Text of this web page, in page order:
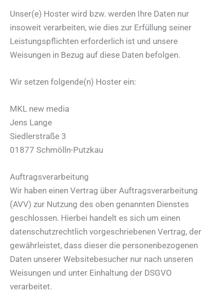
Unser(e) Hoster wird bzw. werden Ihre Daten nur
insoweit verarbeiten, wie dies zur Erfüllung seiner
Leistungspflichten erforderlich ist und unsere
Weisungen in Bezug auf diese Daten befolgen.
Wir setzen folgende(n) Hoster ein:
MKL new media
Jens Lange
Siedlerstraße 3
01877 Schmölln-Putzkau
Auftragsverarbeitung
Wir haben einen Vertrag über Auftragsverarbeitung
(AVV) zur Nutzung des oben genannten Dienstes
geschlossen. Hierbei handelt es sich um einen
datenschutzrechtlich vorgeschriebenen Vertrag, der
gewährleistet, dass dieser die personenbezogenen
Daten unserer Websitebesucher nur nach unseren
Weisungen und unter Einhaltung der DSGVO
verarbeitet.